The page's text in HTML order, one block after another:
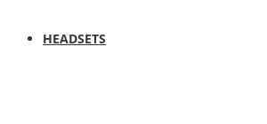
HEADSETS